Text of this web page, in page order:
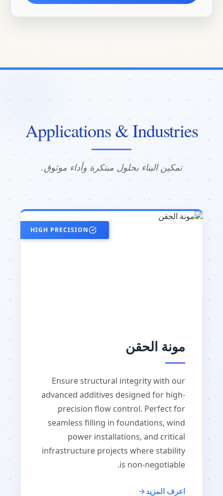
Applications & Industries
تمكين البناء بحلول مبتكرة وأداء موثوق.
HIGH PRECISION
مونة الحقن
Ensure structural integrity with our
advanced additives designed for high-
precision flow control. Perfect for
seamless filling in foundations, wind
power installations, and critical
infrastructure projects where stability
is non-negotiable.
اعرف المزيد